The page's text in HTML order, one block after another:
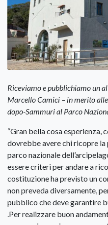
Riceviamo e pubblichiamo un
Marcello Camici – in merito
dopo-Sammuri al Parco
“Gran bella cosa esperienza,
dovrebbe avere chi ricopre
parco nazionale
essere criteri per andare a
costituzione ha previsto un
non preveda diversamente,
pubblico che deve garantire
.Per realizzare buon